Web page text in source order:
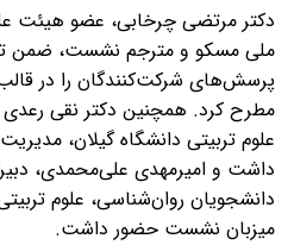
دکتر مرتضی چرخابی، عضو هیئت
ملی مسکو و مترجم نشست، ضمن
پرسش‌های شرکت‌کنندگان را در
مطرح کرد. همچنین دکتر نقی
علوم تربیتی دانشگاه گیلان،
داشت و امیرمهدی علی‌محمدی،
دانشجویان روان‌شناسی، علوم
میزبان نشست حضور داشت.